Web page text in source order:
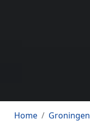
Home Groningen